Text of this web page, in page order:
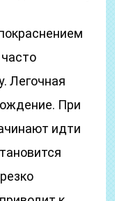
Легочная
При
идти